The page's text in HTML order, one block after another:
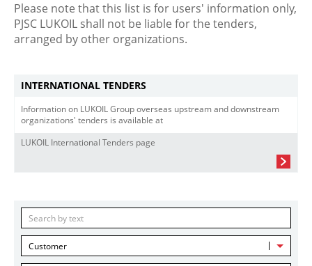
Please note that this list is for users' information only,
PJSC LUKOIL shall not be liable for the tenders,
arranged by other organizations.
INTERNATIONAL TENDERS
Information on LUKOIL Group overseas upstream and downstream
organizations' tenders is available at
LUKOIL International Tenders page
Customer